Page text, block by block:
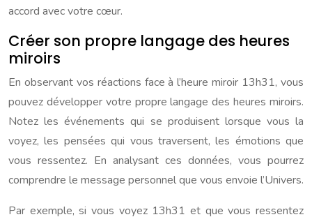
accord avec votre cœur.
Créer son propre langage des heures
miroirs
En observant vos réactions face à l’heure miroir 13h31, vous
pouvez développer votre propre langage des heures miroirs.
Notez les événements qui se produisent lorsque vous la
voyez, les pensées qui vous traversent, les émotions que
vous ressentez. En analysant ces données, vous pourrez
comprendre le message personnel que vous envoie l’Univers.
Par exemple, si vous voyez 13h31 et que vous ressentez